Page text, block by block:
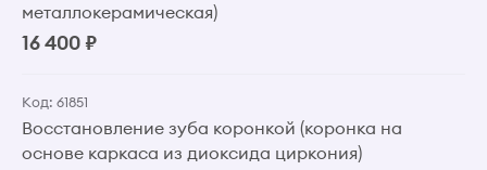
металлокерамическая)
16 400 ₽
Код: 61851
Восстановление зуба коронкой (коронка на
основе каркаса из диоксида циркония)